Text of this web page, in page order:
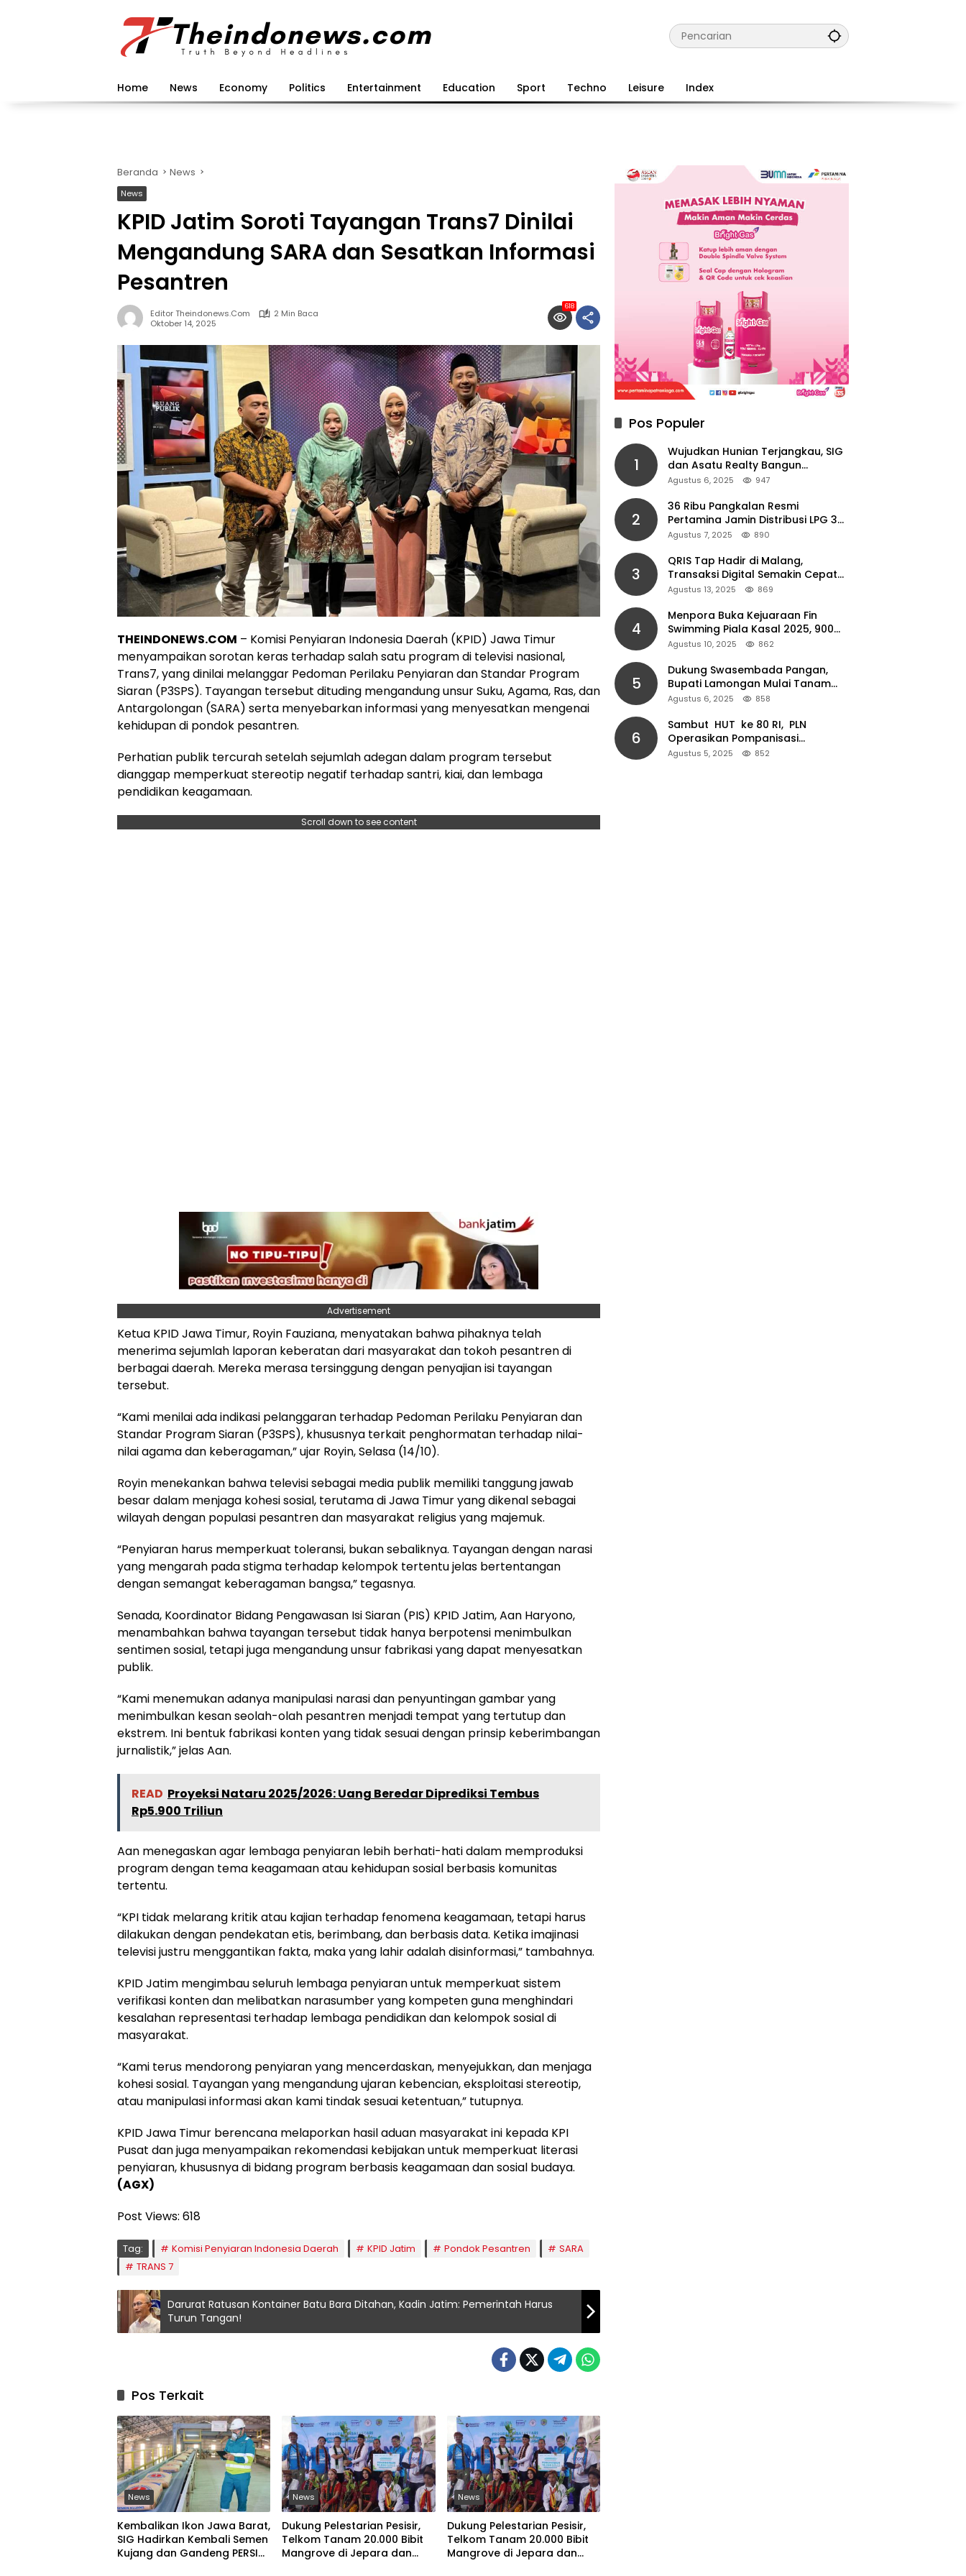
Home News Economy Politics Entertainment Education Sport Techno Leisure Index
Beranda News
News
KPID Jatim Soroti Tayangan Trans7 Dinilai
Mengandung SARA dan Sesatkan Informasi
Pesantren
Editor Theindonews.com
2 Min Baca
Oktober 14, 2025
618
THEINDONEWS.COM – Komisi Penyiaran Indonesia Daerah (KPID) Jawa Timur
menyampaikan sorotan keras terhadap salah satu program di televisi nasional,
Trans7, yang dinilai melanggar Pedoman Perilaku Penyiaran dan Standar Program
Siaran (P3SPS). Tayangan tersebut dituding mengandung unsur Suku, Agama, Ras, dan
Antargolongan (SARA) serta menyebarkan informasi yang menyesatkan mengenai
kehidupan di pondok pesantren.
Perhatian publik tercurah setelah sejumlah adegan dalam program tersebut
dianggap memperkuat stereotip negatif terhadap santri, kiai, dan lembaga
pendidikan keagamaan.
Scroll down to see content
Advertisement
Ketua KPID Jawa Timur, Royin Fauziana, menyatakan bahwa pihaknya telah
menerima sejumlah laporan keberatan dari masyarakat dan tokoh pesantren di
berbagai daerah. Mereka merasa tersinggung dengan penyajian isi tayangan
tersebut.
“Kami menilai ada indikasi pelanggaran terhadap Pedoman Perilaku Penyiaran dan
Standar Program Siaran (P3SPS), khususnya terkait penghormatan terhadap nilai-
nilai agama dan keberagaman,” ujar Royin, Selasa (14/10).
Royin menekankan bahwa televisi sebagai media publik memiliki tanggung jawab
besar dalam menjaga kohesi sosial, terutama di Jawa Timur yang dikenal sebagai
wilayah dengan populasi pesantren dan masyarakat religius yang majemuk.
“Penyiaran harus memperkuat toleransi, bukan sebaliknya. Tayangan dengan narasi
yang mengarah pada stigma terhadap kelompok tertentu jelas bertentangan
dengan semangat keberagaman bangsa,” tegasnya.
Senada, Koordinator Bidang Pengawasan Isi Siaran (PIS) KPID Jatim, Aan Haryono,
menambahkan bahwa tayangan tersebut tidak hanya berpotensi menimbulkan
sentimen sosial, tetapi juga mengandung unsur fabrikasi yang dapat menyesatkan
publik.
“Kami menemukan adanya manipulasi narasi dan penyuntingan gambar yang
menimbulkan kesan seolah-olah pesantren menjadi tempat yang tertutup dan
ekstrem. Ini bentuk fabrikasi konten yang tidak sesuai dengan prinsip keberimbangan
jurnalistik,” jelas Aan.
READ Proyeksi Nataru 2025/2026: Uang Beredar Diprediksi Tembus
Rp5.900 Triliun
Aan menegaskan agar lembaga penyiaran lebih berhati-hati dalam memproduksi
program dengan tema keagamaan atau kehidupan sosial berbasis komunitas
tertentu.
“KPI tidak melarang kritik atau kajian terhadap fenomena keagamaan, tetapi harus
dilakukan dengan pendekatan etis, berimbang, dan berbasis data. Ketika imajinasi
televisi justru menggantikan fakta, maka yang lahir adalah disinformasi,” tambahnya.
KPID Jatim mengimbau seluruh lembaga penyiaran untuk memperkuat sistem
verifikasi konten dan melibatkan narasumber yang kompeten guna menghindari
kesalahan representasi terhadap lembaga pendidikan dan kelompok sosial di
masyarakat.
“Kami terus mendorong penyiaran yang mencerdaskan, menyejukkan, dan menjaga
kohesi sosial. Tayangan yang mengandung ujaran kebencian, eksploitasi stereotip,
atau manipulasi informasi akan kami tindak sesuai ketentuan,” tutupnya.
KPID Jawa Timur berencana melaporkan hasil aduan masyarakat ini kepada KPI
Pusat dan juga menyampaikan rekomendasi kebijakan untuk memperkuat literasi
penyiaran, khususnya di bidang program berbasis keagamaan dan sosial budaya.
(AGX)
Post Views: 618
Tag: Komisi Penyiaran Indonesia Daerah KPID Jatim Pondok Pesantren
SARA
TRANS 7
Darurat Ratusan Kontainer Batu Bara Ditahan, Kadin Jatim: Pemerintah Harus
Turun Tangan!
Pos Terkait
News
Kembalikan Ikon Jawa Barat,
SIG Hadirkan Kembali Semen
Kujang dan Gandeng PERSIB
News
Dukung Pelestarian Pesisir,
Telkom Tanam 20.000 Bibit
Mangrove di Jepara dan
News
Dukung Pelestarian Pesisir,
Telkom Tanam 20.000 Bibit
Mangrove di Jepara dan
Pos Populer
1
Wujudkan Hunian Terjangkau, SIG
dan Asatu Realty Bangun
Perumahan di Cianjur
Agustus 6, 2025 947
2
36 Ribu Pangkalan Resmi
Pertamina Jamin Distribusi LPG 3
Kg Aman di Jawa Timur
Agustus 7, 2025 890
3
QRIS Tap Hadir di Malang,
Transaksi Digital Semakin Cepat
dan Mudah dengan Teknologi NFC
Agustus 13, 2025 869
4
Menpora Buka Kejuaraan Fin
Swimming Piala Kasal 2025, 900
Atlet Ambil Bagian
Agustus 10, 2025 862
5
Dukung Swasembada Pangan,
Bupati Lamongan Mulai Tanam
Padi Musim Ketiga
Agustus 6, 2025 858
6
Sambut HUT ke 80 RI, PLN
Operasikan Pompanisasi
Persawahan dan Akses Air Bersih
Agustus 5, 2025 852